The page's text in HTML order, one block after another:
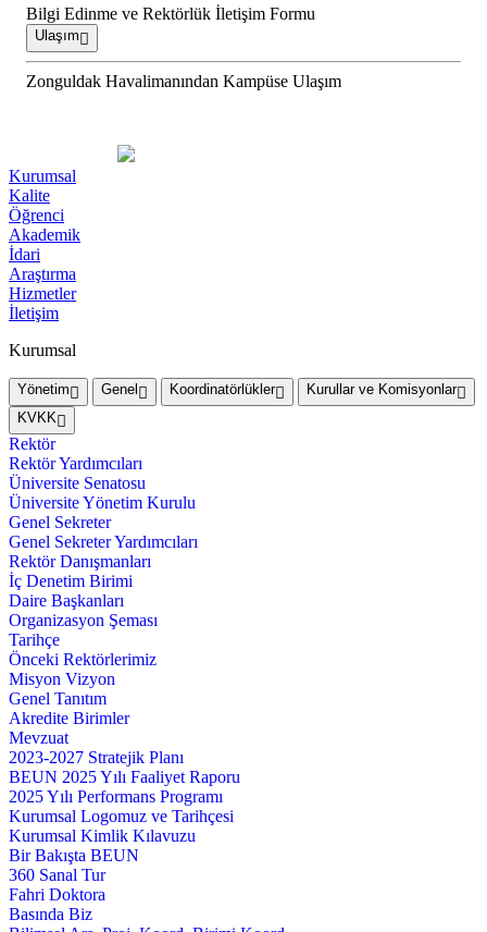
Bilgi Edinme ve Rektörlük İletişim Formu
Ulaşım
Zonguldak Havalimanından Kampüse Ulaşım
Kurumsal
Kalite
Öğrenci
Akademik
İdari
Araştırma
Hizmetler
İletişim
Kurumsal
Yönetim Genel Koordinatörlükler
Kurullar ve Komisyonlar
KVKK
Rektör
Rektör Yardımcıları
Üniversite Senatosu
Üniversite Yönetim Kurulu
Genel Sekreter
Genel Sekreter Yardımcıları
Rektör Danışmanları
İç Denetim Birimi
Daire Başkanları
Organizasyon Şeması
Tarihçe
Önceki Rektörlerimiz
Misyon Vizyon
Genel Tanıtım
Akredite Birimler
Mevzuat
2023-2027 Stratejik Planı
BEUN 2025 Yılı Faaliyet Raporu
2025 Yılı Performans Programı
Kurumsal Logomuz ve Tarihçesi
Kurumsal Kimlik Kılavuzu
Bir Bakışta BEUN
360 Sanal Tur
Fahri Doktora
Basında Biz